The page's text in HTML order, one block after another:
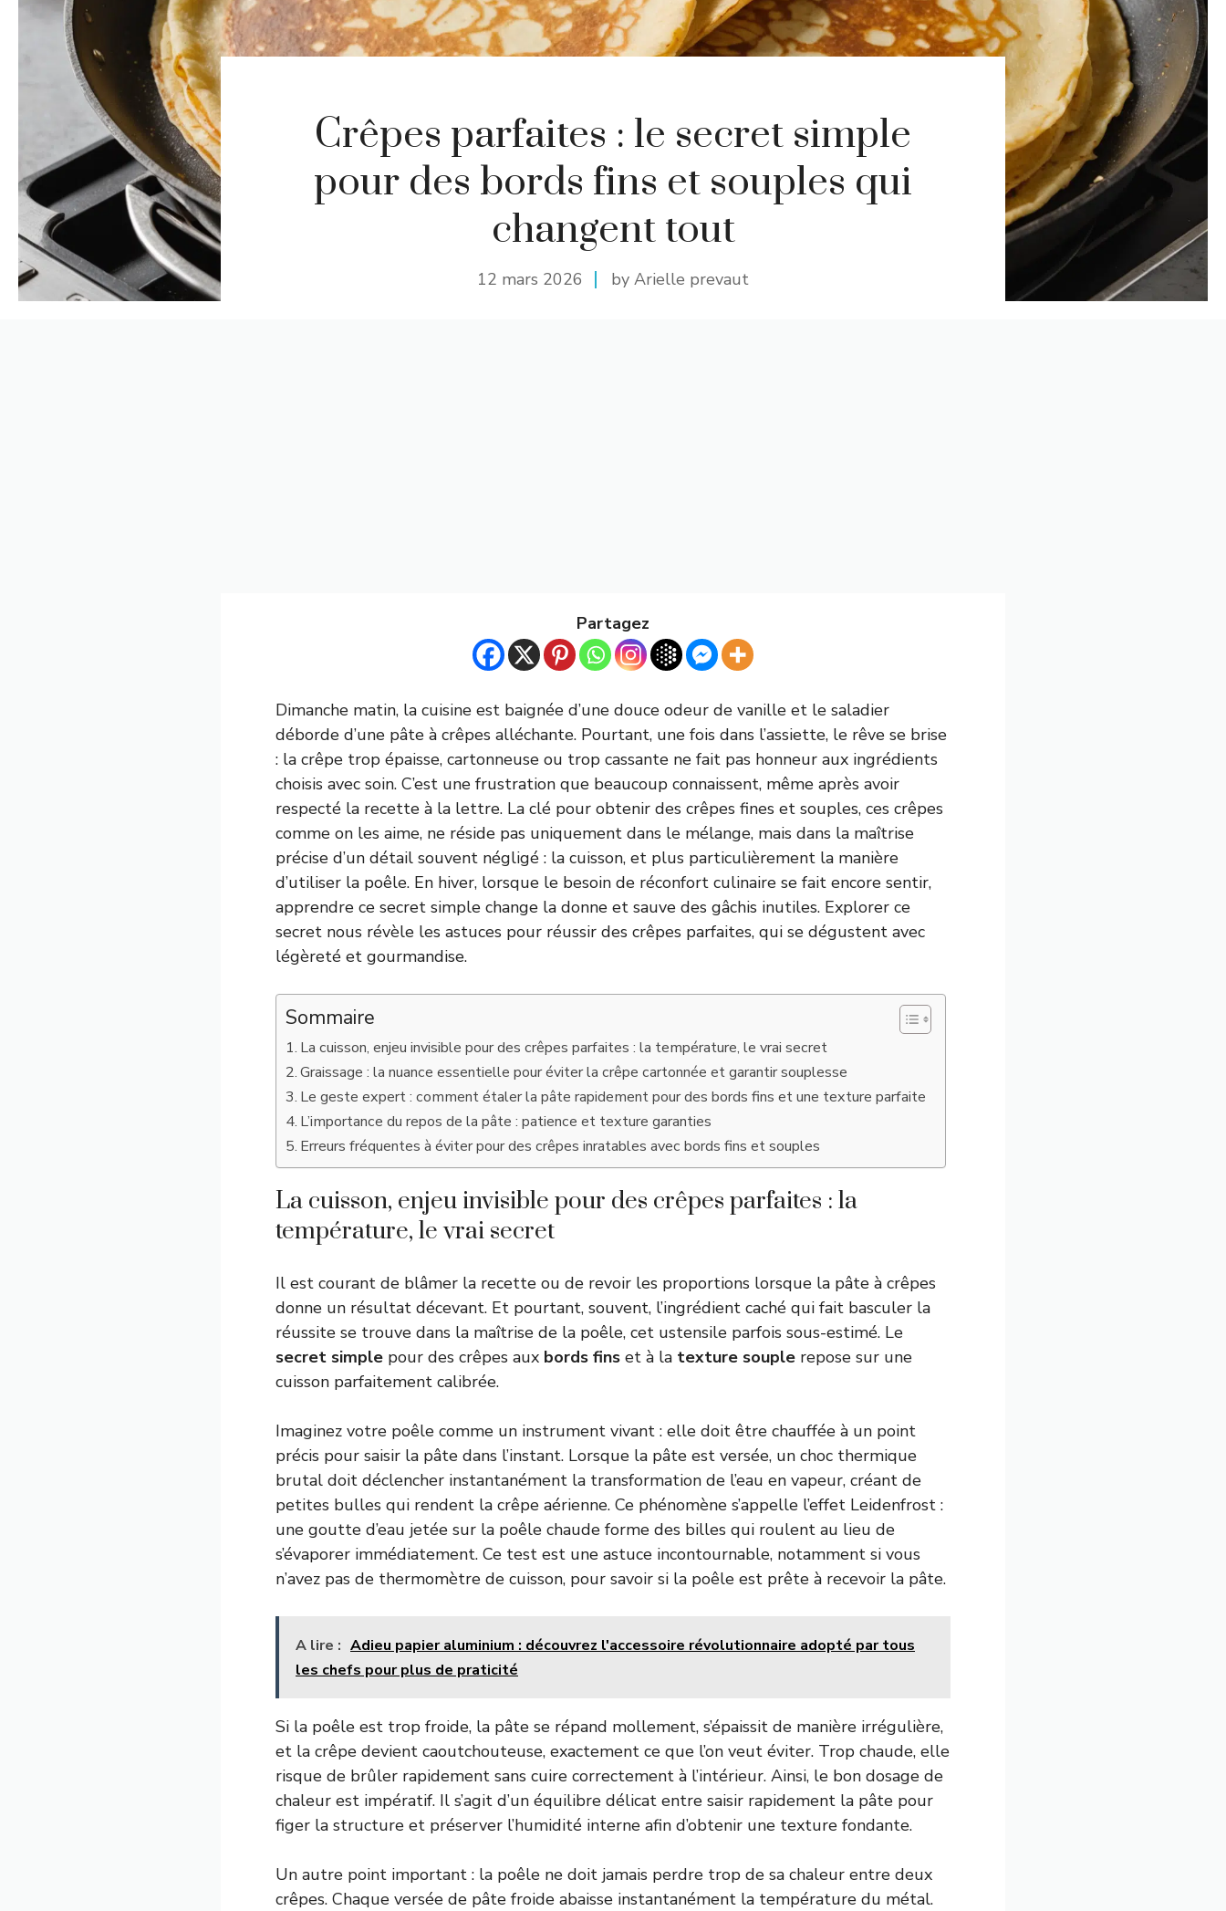
Crêpes parfaites : le secret simple
pour des bords fins et souples qui
changent tout
12 mars 2026 by Arielle prevaut
Partagez
Dimanche matin, la cuisine est baignée d’une douce odeur de vanille et le saladier
déborde d’une pâte à crêpes alléchante. Pourtant, une fois dans l’assiette, le rêve se brise
: la crêpe trop épaisse, cartonneuse ou trop cassante ne fait pas honneur aux ingrédients
choisis avec soin. C’est une frustration que beaucoup connaissent, même après avoir
respecté la recette à la lettre. La clé pour obtenir des crêpes fines et souples, ces crêpes
comme on les aime, ne réside pas uniquement dans le mélange, mais dans la maîtrise
précise d’un détail souvent négligé : la cuisson, et plus particulièrement la manière
d’utiliser la poêle. En hiver, lorsque le besoin de réconfort culinaire se fait encore sentir,
apprendre ce secret simple change la donne et sauve des gâchis inutiles. Explorer ce
secret nous révèle les astuces pour réussir des crêpes parfaites, qui se dégustent avec
légèreté et gourmandise.
Sommaire
La cuisson, enjeu invisible pour des crêpes parfaites : la température, le vrai secret
Graissage : la nuance essentielle pour éviter la crêpe cartonnée et garantir souplesse
Le geste expert : comment étaler la pâte rapidement pour des bords fins et une texture parfaite
L’importance du repos de la pâte : patience et texture garanties
Erreurs fréquentes à éviter pour des crêpes inratables avec bords fins et souples
La cuisson, enjeu invisible pour des crêpes parfaites : la
température, le vrai secret
Il est courant de blâmer la recette ou de revoir les proportions lorsque la pâte à crêpes
donne un résultat décevant. Et pourtant, souvent, l’ingrédient caché qui fait basculer la
réussite se trouve dans la maîtrise de la poêle, cet ustensile parfois sous-estimé. Le
secret simple pour des crêpes aux bords fins et à la texture souple repose sur une
cuisson parfaitement calibrée.
Imaginez votre poêle comme un instrument vivant : elle doit être chauffée à un point
précis pour saisir la pâte dans l’instant. Lorsque la pâte est versée, un choc thermique
brutal doit déclencher instantanément la transformation de l’eau en vapeur, créant de
petites bulles qui rendent la crêpe aérienne. Ce phénomène s’appelle l’effet Leidenfrost :
une goutte d’eau jetée sur la poêle chaude forme des billes qui roulent au lieu de
s’évaporer immédiatement. Ce test est une astuce incontournable, notamment si vous
n’avez pas de thermomètre de cuisson, pour savoir si la poêle est prête à recevoir la pâte.
A lire : Adieu papier aluminium : découvrez l'accessoire révolutionnaire adopté par tous
les chefs pour plus de praticité
Si la poêle est trop froide, la pâte se répand mollement, s’épaissit de manière irrégulière,
et la crêpe devient caoutchouteuse, exactement ce que l’on veut éviter. Trop chaude, elle
risque de brûler rapidement sans cuire correctement à l’intérieur. Ainsi, le bon dosage de
chaleur est impératif. Il s’agit d’un équilibre délicat entre saisir rapidement la pâte pour
figer la structure et préserver l’humidité interne afin d’obtenir une texture fondante.
Un autre point important : la poêle ne doit jamais perdre trop de sa chaleur entre deux
crêpes. Chaque versée de pâte froide abaisse instantanément la température du métal.